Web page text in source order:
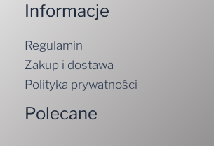
Informacje
Regulamin
Zakup i dostawa
Polityka prywatności
Polecane